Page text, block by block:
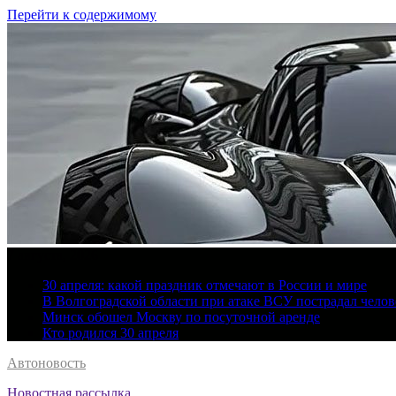
Перейти к содержимому
30 апреля: какой праздник отмечают в России и мире
В Волгоградской области при атаке ВСУ пострадал
Минск обошел Москву по посуточной аренде
Кто родился 30 апреля
Автоновость
Новостная рассылка